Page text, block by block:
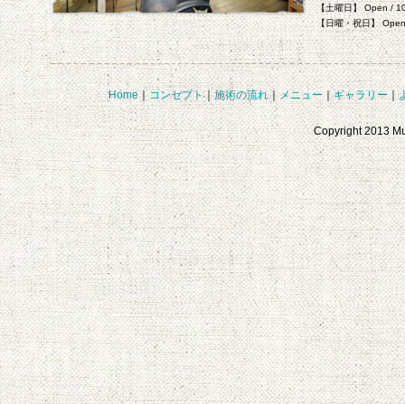
【土曜日】 Open /
【日曜・祝日】
Home｜コンセプト｜施術の流れ｜メニュー｜ギャラリー｜
Copyright 2013